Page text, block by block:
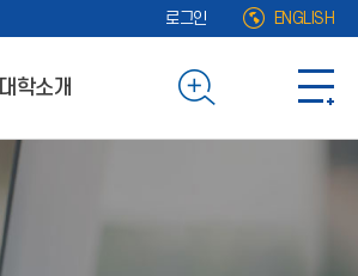
로그인 ENGLISH
대학소개